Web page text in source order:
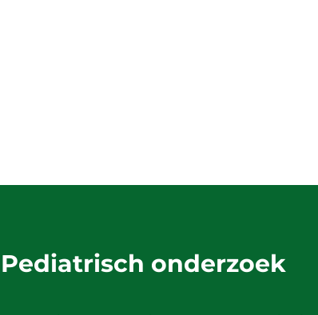
Pediatrisch onderzoek